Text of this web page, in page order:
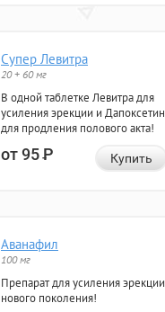
Супер Левитра
20 + 60 мг
В одной таблетке Левитра для
усиления эрекции и Дапоксетин
для продления полового акта!
от 95Р Купить
Аванафил
100 мг
Препарат для усиления эрекции
нового поколения!